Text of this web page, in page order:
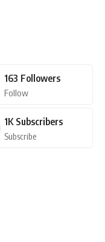
163 Followers
Follow
1K Subscribers
Subscribe